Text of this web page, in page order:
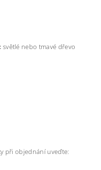
světlé nebo tmavé dřevo
při objednání uveďte: